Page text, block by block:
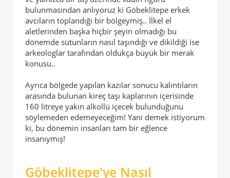
bulunmasından anlıyoruz ki Göbeklitepe erkek
avcıların toplandığı bir bölgeymiş.. İlkel el
aletlerinden başka hiçbir şeyin olmadığı bu
dönemde sütunların nasıl taşındığı ve dikildiği ise
arkeologlar tarafından oldukça büyük bir merak
konusu..
Ayrıca bölgede yapılan kazılar sonucu kalıntıların
arasında bulunan kireç taşı kaplarının içerisinde
160 litreye yakın alkollü içecek bulunduğunu
söylemeden edemeyeceğim! Yani demek istiyorum
ki, bu dönemin insanları tam bir eğlence
insanıymış!
Göbeklitepe'ye Nasıl